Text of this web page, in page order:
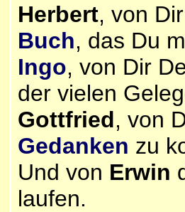
Herbert, von
Buch, das Du
Ingo, von Dir
der vielen
Gottfried, von
Gedanken zu
Und von Erwin
laufen.